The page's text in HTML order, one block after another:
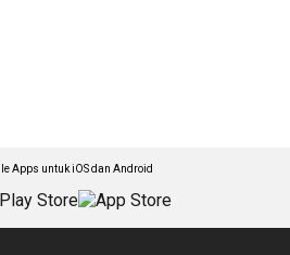
Apps untuk iOS dan Android